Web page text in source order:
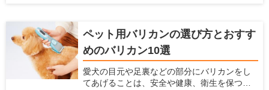
床を置くのがよいのかなど、幅広い情報をま
とめましたので参考にしてください。
く故障の原因となります。 掃除機のみなら
ず、お掃除ワイパーや粘着ローラーを駆使し
て抜け毛対策に日々奮闘されている方も多い
ことだと思います。もし、ペットの毛が絡み
にくい掃除機があれば、毎日のお掃除がラク
になると思いませんか？ 本記事では、ペット
ペット用バリカンの選び方とおすす
めのバリカン10選
愛犬の目元や足裏などの部分にバリカンをし
てあげることは、安全や健康、衛生を保つた